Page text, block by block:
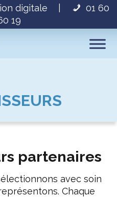
digitale
01 60
19
partenaires
avec soin
Chaque